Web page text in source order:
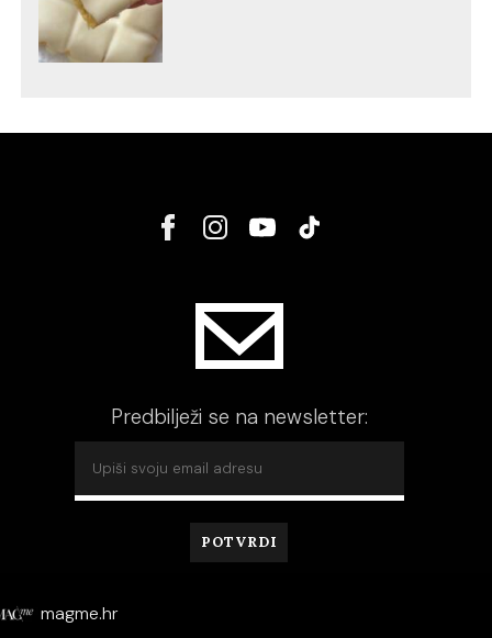
Predbilježi se na newsletter:
magme.hr